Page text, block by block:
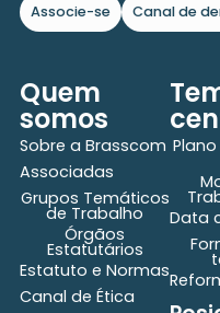
Associe-se Canal de
Quem
somos
Sobre a Brasscom
Associadas
Grupos Temáticos
de Trabalho
Órgãos
Estatutários
Estatuto e Normas
Canal de Ética
Data